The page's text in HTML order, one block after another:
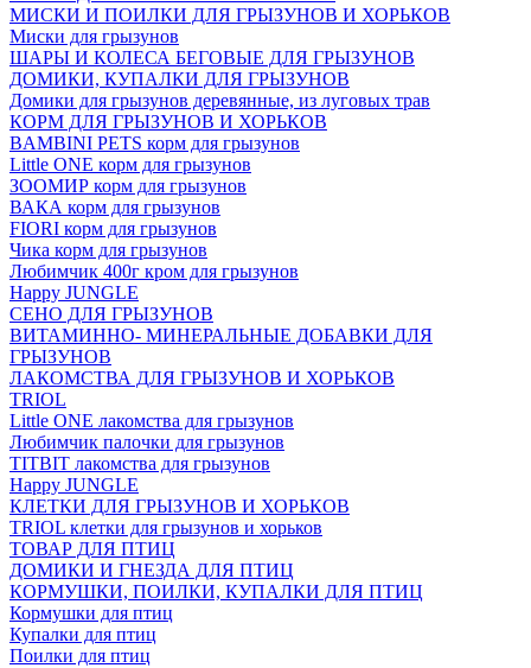
МИСКИ И ПОИЛКИ ДЛЯ ГРЫЗУНОВ И ХОРЬКОВ
Миски для грызунов
ШАРЫ И КОЛЕСА БЕГОВЫЕ ДЛЯ ГРЫЗУНОВ
ДОМИКИ, КУПАЛКИ ДЛЯ ГРЫЗУНОВ
Домики для грызунов деревянные, из луговых трав
КОРМ ДЛЯ ГРЫЗУНОВ И ХОРЬКОВ
BAMBINI PETS корм для грызунов
Little ONE корм для грызунов
ЗООМИР корм для грызунов
ВАКА корм для грызунов
FIORI корм для грызунов
Чика корм для грызунов
Любимчик 400г кром для грызунов
Happy JUNGLE
СЕНО ДЛЯ ГРЫЗУНОВ
ВИТАМИННО- МИНЕРАЛЬНЫЕ ДОБАВКИ ДЛЯ
ГРЫЗУНОВ
ЛАКОМСТВА ДЛЯ ГРЫЗУНОВ И ХОРЬКОВ
TRIOL
Little ONE лакомства для грызунов
Любимчик палочки для грызунов
TITBIT лакомства для грызунов
Happy JUNGLE
КЛЕТКИ ДЛЯ ГРЫЗУНОВ И ХОРЬКОВ
TRIOL клетки для грызунов и хорьков
ТОВАР ДЛЯ ПТИЦ
ДОМИКИ И ГНЕЗДА ДЛЯ ПТИЦ
КОРМУШКИ, ПОИЛКИ, КУПАЛКИ ДЛЯ ПТИЦ
Кормушки для птиц
Купалки для птиц
Поилки для птиц